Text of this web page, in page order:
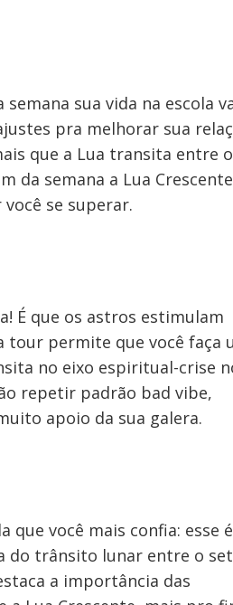
sua vida na escola
pra melhorar sua
que a Lua transita entre o
da semana a Lua Crescente
se superar.
É que os astros estimulam
tour permite que você faça
no eixo espiritual-crise
repetir padrão bad vibe,
apoio da sua galera.
que você mais confia: esse
do trânsito lunar entre o
a importância das